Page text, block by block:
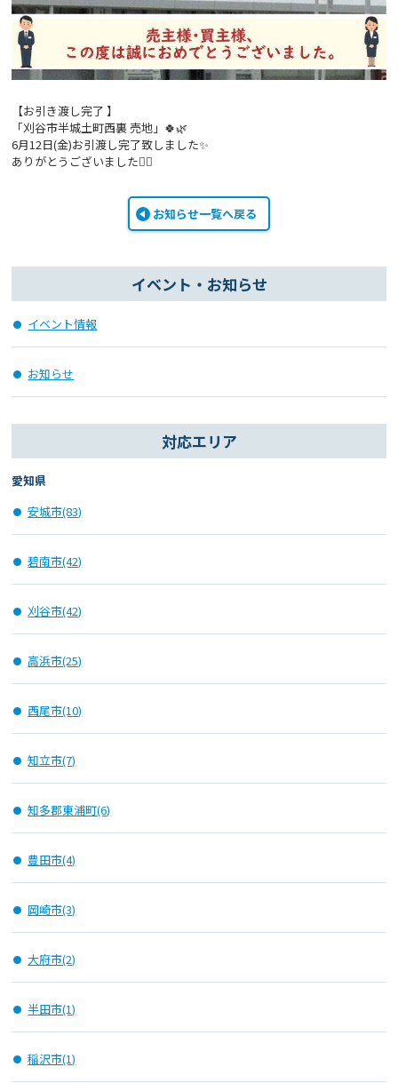
【お引き渡し完了 】
「刈谷市半城土町西裏 売地」🍀🌿
6月12日(金)お引渡し完了致しました✨
ありがとうございました🙇‍♀️
お知らせ一覧へ戻る
イベント・お知らせ
イベント情報
お知らせ
対応エリア
愛知県
安城市(83)
碧南市(42)
刈谷市(42)
高浜市(25)
西尾市(10)
知立市(7)
知多郡東浦町(6)
豊田市(4)
岡崎市(3)
大府市(2)
半田市(1)
稲沢市(1)